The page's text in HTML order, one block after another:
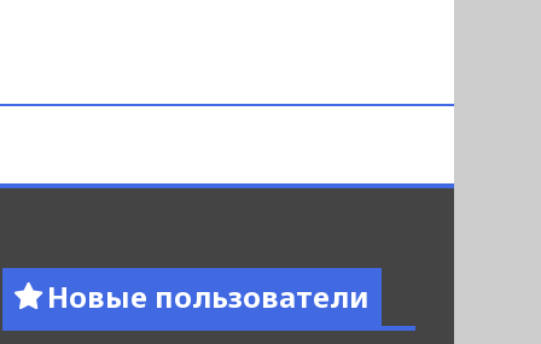
Новые пользователи